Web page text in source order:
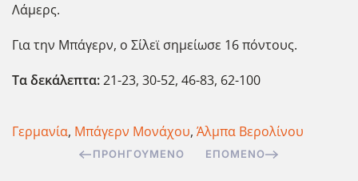
Λάμερς.
Για την Μπάγερν, ο Σίλεϊ σημείωσε 16 πόντους.
Τα δεκάλεπτα:21-23, 30-52, 46-83, 62-100
Γερμανία, Μπάγερν Μονάχου, Άλμπα Βερολίνου
ΠΡΟΗΓΟΎΜΕΝΟ ΕΠΌΜΕΝΟ